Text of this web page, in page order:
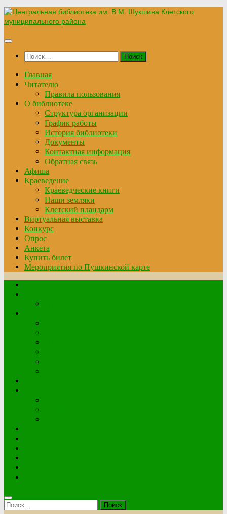
Перейти
к
Найти:
Главная
Читателю
Правила пользования
О библиотеке
Структура организации
График работы
История библиотеки
Документы
Контактная информация
Обратная связь
Афиша
Краеведение
Краеведческие книги
Наши земляки
Клетский плацдарм
Виртуальная выставка
Конкурс
Опрос
Анкета
Купить билет
Мероприятия по Пушкинской карте
Найти: